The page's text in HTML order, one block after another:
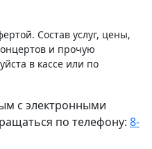
Состав услуг, цены,
и прочую
в кассе или по
с электронными
по телефону: 8-